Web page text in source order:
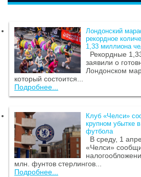
Лондонский
рекордное
1,33 миллиона
Рекордные
заявили о
Лондонском
который состоится...
Подробнее...
Клуб «Челси»
крупном убытке
футбола
В среду, 1
«Челси»
млн. фунтов стерлингов...
Подробнее...